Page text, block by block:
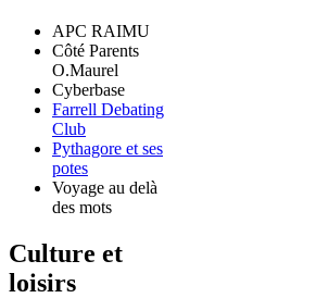
APC RAIMU
Côté Parents
O.Maurel
Cyberbase
Farrell Debating
Club
Pythagore et ses
potes
Voyage au delà
des mots
Culture et
loisirs